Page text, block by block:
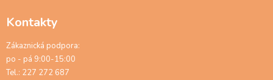
Kontakty
Zákaznická podpora:
po - pá 9:00-15:00
Tel.: 227 272 687